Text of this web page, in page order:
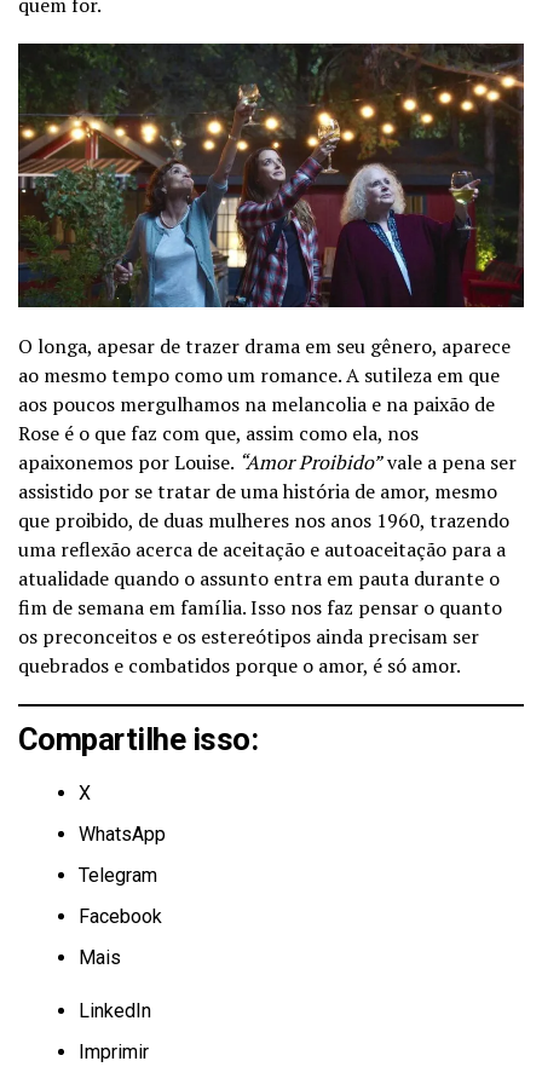
O longa, apesar de trazer drama em seu gênero, aparece
ao mesmo tempo como um romance. A sutileza em que
aos poucos mergulhamos na melancolia e na paixão de
Rose é o que faz com que, assim como ela, nos
apaixonemos por Louise. “Amor Proibido”vale a pena ser
assistido por se tratar de uma história de amor, mesmo
que proibido, de duas mulheres nos anos 1960, trazendo
uma reflexão acerca de aceitação e autoaceitação para a
atualidade quando o assunto entra em pauta durante o
fim de semana em família. Isso nos faz pensar o quanto
os preconceitos e os estereótipos ainda precisam ser
quebrados e combatidos porque o amor, é só amor.
Compartilhe isso:
X
WhatsApp
Telegram
Facebook
Mais
LinkedIn
Imprimir